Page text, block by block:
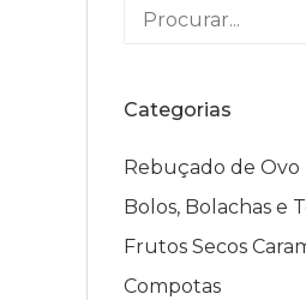
Categorias
Rebuçado de Ovo
Bolos, Bolachas e
Frutos Secos
Compotas